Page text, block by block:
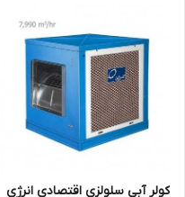
کولر آبی سلولزی اقتصادی انرژی